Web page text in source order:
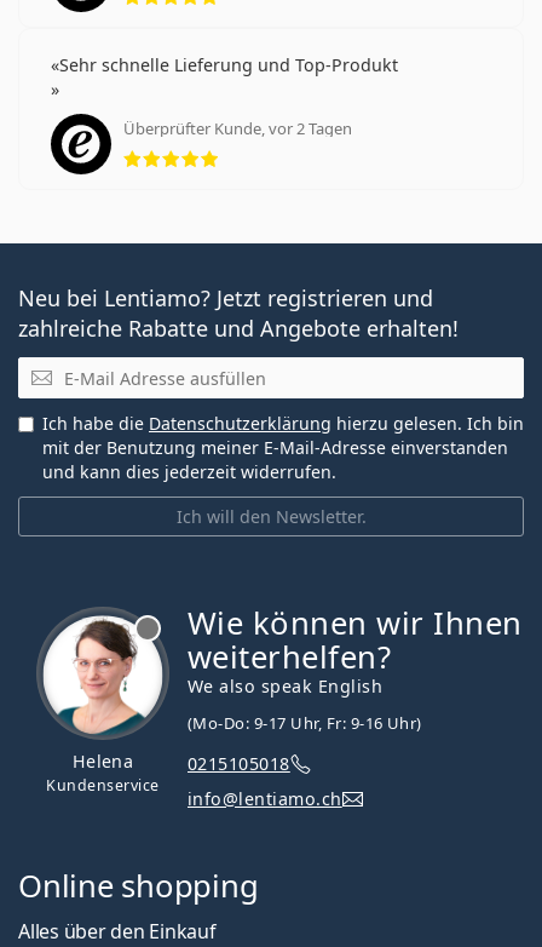
Sehr schnelle Lieferung und Top-Produkt
Überprüfter Kunde, vor 2 Tagen
Bewertung 5 aus 5
Neu bei Lentiamo? Jetzt registrieren und
zahlreiche Rabatte und Angebote erhalten!
E-Mail
Ich will den Newsletter.
Ich habe die Datenschutzerklärung hierzu gelesen. Ich bin
mit der Benutzung meiner E-Mail-Adresse einverstanden
und kann dies jederzeit widerrufen.
Helena
Kundenservice
Wie können wir Ihnen
weiterhelfen?
We also speak English
(Mo-Do: 9-17 Uhr, Fr: 9-16 Uhr)
0215105018
info@lentiamo.ch
Online shopping
Alles über den Einkauf